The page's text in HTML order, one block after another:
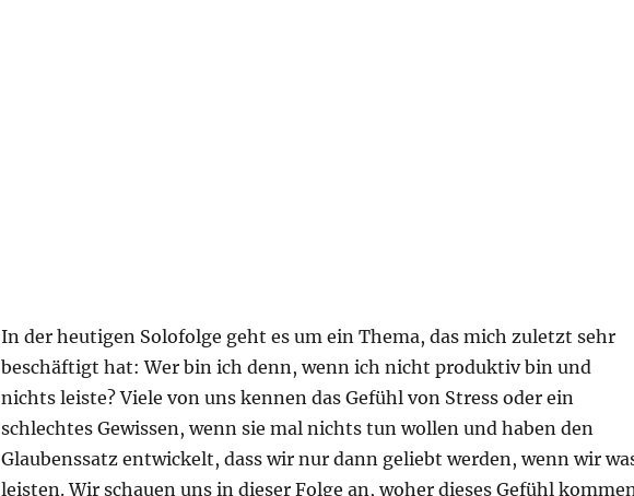
In der heutigen Solofolge geht es um ein Thema, das mich zuletzt sehr
beschäftigt hat: Wer bin ich denn, wenn ich nicht produktiv bin und
nichts leiste? Viele von uns kennen das Gefühl von Stress oder ein
schlechtes Gewissen, wenn sie mal nichts tun wollen und haben den
Glaubenssatz entwickelt, dass wir nur dann geliebt werden, wenn wir
leisten. Wir schauen uns in dieser Folge an, woher dieses Gefühl